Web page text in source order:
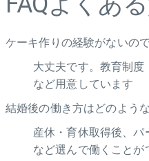
ケーキ作りの経験がないの
大丈夫です。教育制
など用意しています
結婚後の働き方はどのよう
産休・育休取得後、
など選んで働くことが